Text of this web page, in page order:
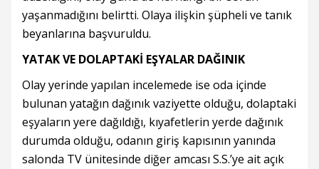
yaşanmadığını belirtti. Olaya ilişkin şüpheli ve tanık
beyanlarına başvuruldu.
YATAK VE DOLAPTAKİ EŞYALAR DAĞINIK
Olay yerinde yapılan incelemede ise oda içinde
bulunan yatağın dağınık vaziyette olduğu, dolaptaki
eşyaların yere dağıldığı, kıyafetlerin yerde dağınık
durumda olduğu, odanın giriş kapısının yanında
salonda TV ünitesinde diğer amcası S.S.’ye ait açık